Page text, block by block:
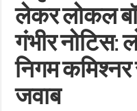
लेकर लोकल
गंभीर नोटिस:
निगम कमिश्नर
जवाब